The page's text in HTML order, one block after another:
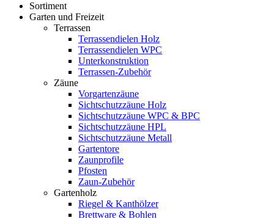
Sortiment
Garten und Freizeit
Terrassen
Terrassendielen Holz
Terrassendielen WPC
Unterkonstruktion
Terrassen-Zubehör
Zäune
Vorgartenzäune
Sichtschutzzäune Holz
Sichtschutzzäune WPC & BPC
Sichtschutzzäune HPL
Sichtschutzzäune Metall
Gartentore
Zaunprofile
Pfosten
Zaun-Zubehör
Gartenholz
Riegel & Kanthölzer
Brettware & Bohlen